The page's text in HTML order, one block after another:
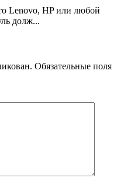
Lenovo, HP или любой
долж...
Обязательные поля